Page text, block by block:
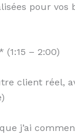
pour vos
– 2:00)
client réel,
j’ai